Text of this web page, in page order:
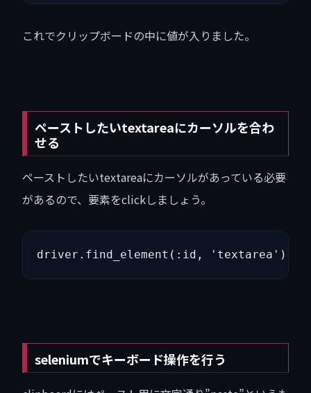
これでクリップボードの中に値が入りました。
ペーストしたいtextareaにカーソルを合わ
せる
ペーストしたいtextareaにカーソルがあっている必要
があるので、要素をclickしましょう。
driver.find_element(:id,
seleniumでキーボード操作を行う